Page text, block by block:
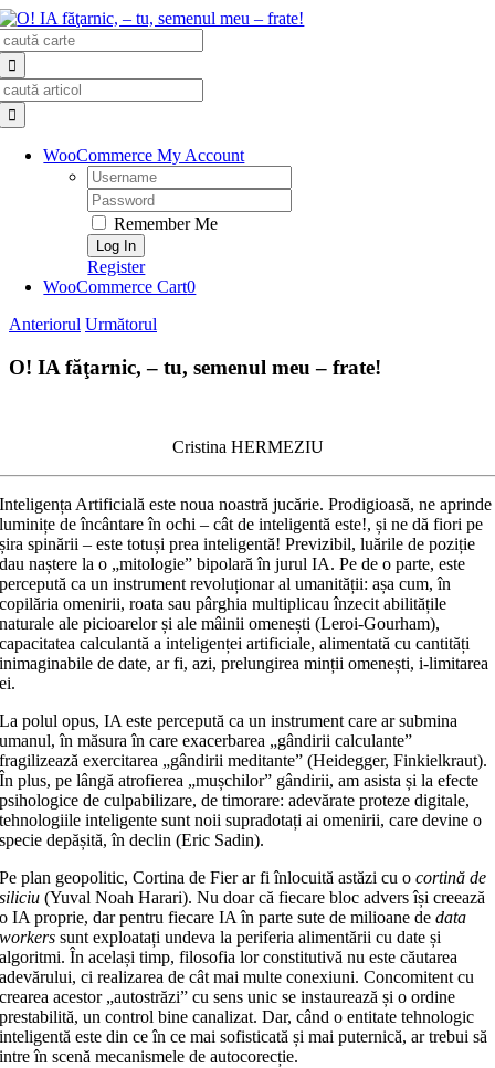
Skip
to
content
WooCommerce My Account
Username:
Password:
Remember Me
Register
WooCommerce Cart0
Anteriorul Următorul
O! IA făţarnic, – tu, semenul meu – frate!
Cristina HERMEZIU
Inteligența Artificială este noua noastră jucărie. Prodigioasă, ne aprinde
luminițe de încântare în ochi – cât de inteligentă este!, și ne dă fiori pe
șira spinării – este totuși prea inteligentă! Previzibil, luările de poziție
dau naștere la o „mitologie” bipolară în jurul IA. Pe de o parte, este
percepută ca un instrument revoluționar al umanității: așa cum, în
copilăria omenirii, roata sau pârghia multiplicau înzecit abilitățile
naturale ale picioarelor și ale mâinii omenești (Leroi-Gourham),
capacitatea calculantă a inteligenței artificiale, alimentată cu cantități
inimaginabile de date, ar fi, azi, prelungirea minții omenești, i-limitarea
ei.
La polul opus, IA este percepută ca un instrument care ar submina
umanul, în măsura în care exacerbarea „gândirii calculante”
fragilizează exercitarea „gândirii meditante” (Heidegger, Finkielkraut).
În plus, pe lângă atrofierea „mușchilor” gândirii, am asista și la efecte
psihologice de culpabilizare, de timorare: adevărate proteze digitale,
tehnologiile inteligente sunt noii supradotați ai omenirii, care devine o
specie depășită, în declin (Eric Sadin).
Pe plan geopolitic, Cortina de Fier ar fi înlocuită astăzi cu ocortină de
siliciu(Yuval Noah Harari). Nu doar că fiecare bloc advers își creează
o IA proprie, dar pentru fiecare IA în parte sute de milioane dedata
workers sunt exploatați undeva la periferia alimentării cu date și
algoritmi. În același timp, filosofia lor constitutivă nu este căutarea
adevărului, ci realizarea de cât mai multe conexiuni. Concomitent cu
crearea acestor „autostrăzi” cu sens unic se instaurează și o ordine
prestabilită, un control bine canalizat. Dar, când o entitate tehnologic
inteligentă este din ce în ce mai sofisticată și mai puternică, ar trebui să
intre în scenă mecanismele de autocorecție.